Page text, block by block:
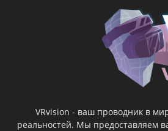
VRvision - ваш проводник в
реальностей. Мы предоставляем